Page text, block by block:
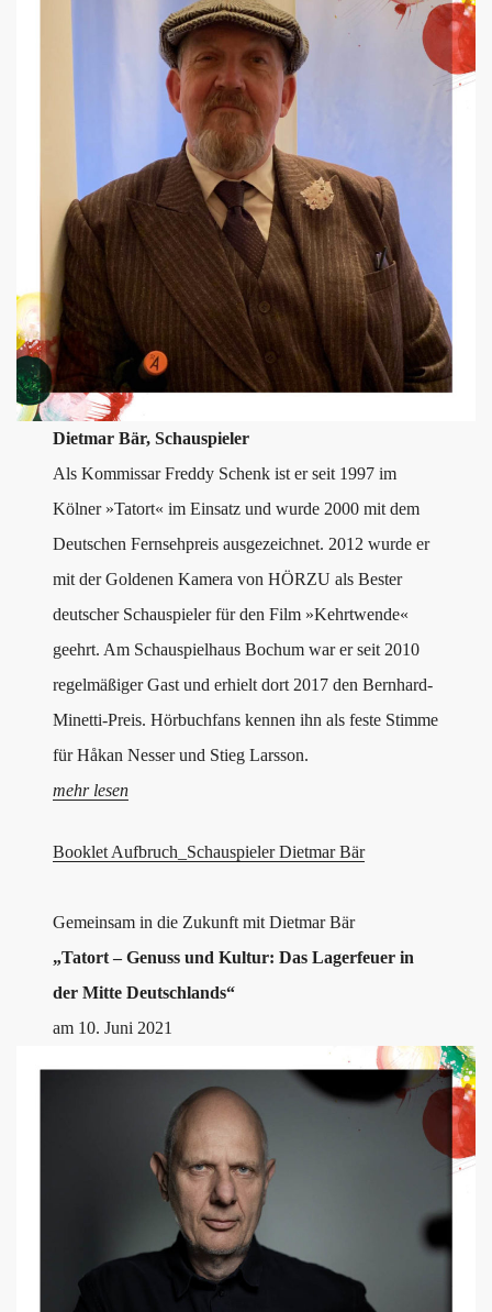
Dietmar Bär, Schauspieler
Als Kommissar Freddy Schenk ist er seit 1997 im
Kölner »Tatort« im Einsatz und wurde 2000 mit dem
Deutschen Fernsehpreis ausgezeichnet. 2012 wurde er
mit der Goldenen Kamera von HÖRZU als Bester
deutscher Schauspieler für den Film »Kehrtwende«
geehrt. Am Schauspielhaus Bochum war er seit 2010
regelmäßiger Gast und erhielt dort 2017 den Bernhard-
Minetti-Preis. Hörbuchfans kennen ihn als feste Stimme
für Håkan Nesser und Stieg Larsson.
mehr lesen
Booklet Aufbruch_Schauspieler Dietmar Bär
Gemeinsam in die Zukunft mit Dietmar Bär
„Tatort – Genuss und Kultur: Das Lagerfeuer in
der Mitte Deutschlands“
am 10. Juni 2021